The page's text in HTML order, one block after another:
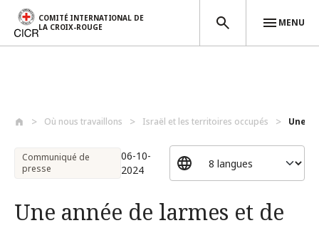
COMITÉ INTERNATIONAL DE
LA CROIX-ROUGE
MENU
Où nous travaillons Israël et les territoires occupés Une
Communiqué de
presse
06-10-
2024
Une année de larmes et de